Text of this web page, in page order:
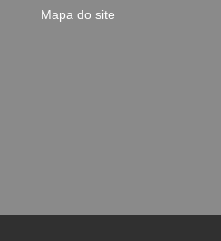
Mapa do site